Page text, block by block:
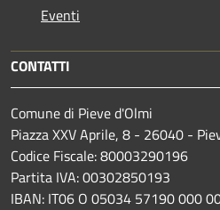
Eventi
CONTATTI
Comune di Pieve d'Olmi
Piazza XXV Aprile, 8 - 26040 -
Codice Fiscale: 80003290196
Partita IVA: 00302850193
IBAN: IT06 O 05034 57190 000